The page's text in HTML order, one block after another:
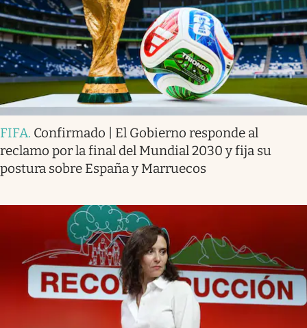
FIFA. Confirmado | El Gobierno responde al
reclamo por la final del Mundial 2030 y fija su
postura sobre España y Marruecos